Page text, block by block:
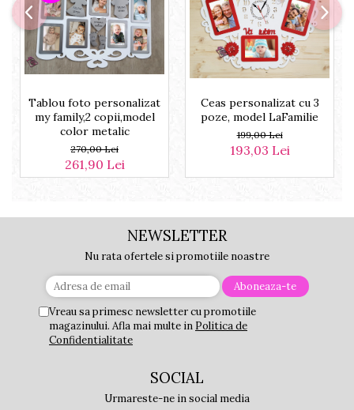
Tablou foto personalizat
my family,2 copii,model
color metalic
270,00 Lei
261,90 Lei
Ceas personalizat cu 3
poze, model LaFamilie
199,00 Lei
193,03 Lei
NEWSLETTER
Nu rata ofertele si promotiile noastre
Vreau sa primesc newsletter cu promotiile
magazinului. Afla mai multe in Politica de
Confidentialitate
SOCIAL
Urmareste-ne in social media